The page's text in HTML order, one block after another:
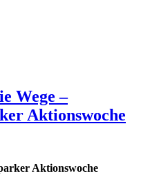
Wege –
Aktionswoche
Aktionswoche